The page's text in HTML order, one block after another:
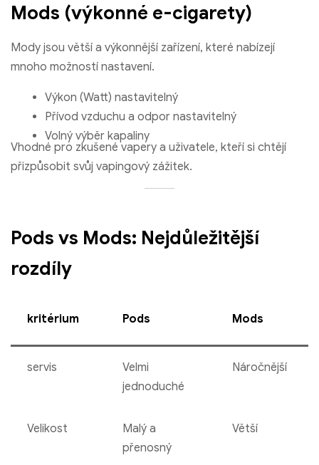
Fruit Guava Chuť
€8.67
Vyberte možnosti
Mods (výkonné e-cigarety)
Mody jsou větší a výkonnější zařízení, které nabízejí
mnoho možností nastavení.
Výkon (Watt) nastavitelný
Přívod vzduchu a odpor nastavitelný
Volný výběr kapaliny
Vhodné pro zkušené vapery a uživatele, kteří si chtějí
přizpůsobit svůj vapingový zážitek.
Pods vs Mods: Nejdůležitější
rozdíly
kritérium Pods Mods
servis
Velmi
jednoduché
Náročnější
Velikost
Malý a
přenosný
Větší